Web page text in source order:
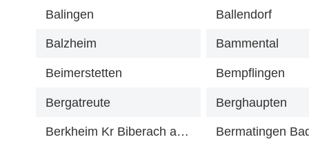
Balingen Ballendorf
Balzheim Bammental
Beimerstetten Bempflingen
Bergatreute Berghaupten
Berkheim Kr Biberach an der Riß Bermatingen